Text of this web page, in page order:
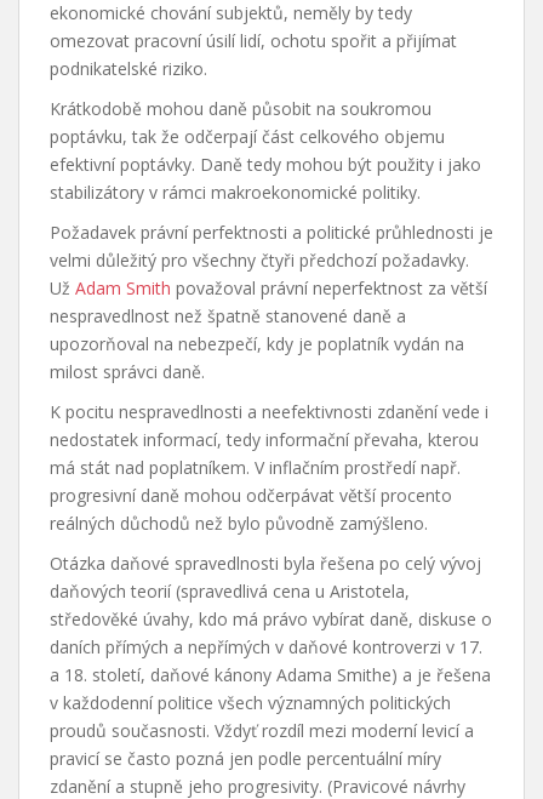
ekonomické chování subjektů, neměly by tedy
omezovat pracovní úsilí lidí, ochotu spořit a přijímat
podnikatelské riziko.
Krátkodobě mohou daně působit na soukromou
poptávku, tak že odčerpají část celkového objemu
efektivní poptávky. Daně tedy mohou být použity i jako
stabilizátory v rámci makroekonomické politiky.
Požadavek právní perfektnosti a politické průhlednosti je
velmi důležitý pro všechny čtyři předchozí požadavky.
Už Adam Smith považoval právní neperfektnost za větší
nespravedlnost než špatně stanovené daně a
upozorňoval na nebezpečí, kdy je poplatník vydán na
milost správci daně.
K pocitu nespravedlnosti a neefektivnosti zdanění vede i
nedostatek informací, tedy informační převaha, kterou
má stát nad poplatníkem. V inflačním prostředí např.
progresivní daně mohou odčerpávat větší procento
reálných důchodů než bylo původně zamýšleno.
Otázka daňové spravedlnosti byla řešena po celý vývoj
daňových teorií (spravedlivá cena u Aristotela,
středověké úvahy, kdo má právo vybírat daně, diskuse o
daních přímých a nepřímých v daňové kontroverzi v 17.
a 18. století, daňové kánony Adama Smithe) a je řešena
v každodenní politice všech významných politických
proudů současnosti. Vždyť rozdíl mezi moderní levicí a
pravicí se často pozná jen podle percentuální míry
zdanění a stupně jeho progresivity. (Pravicové návrhy